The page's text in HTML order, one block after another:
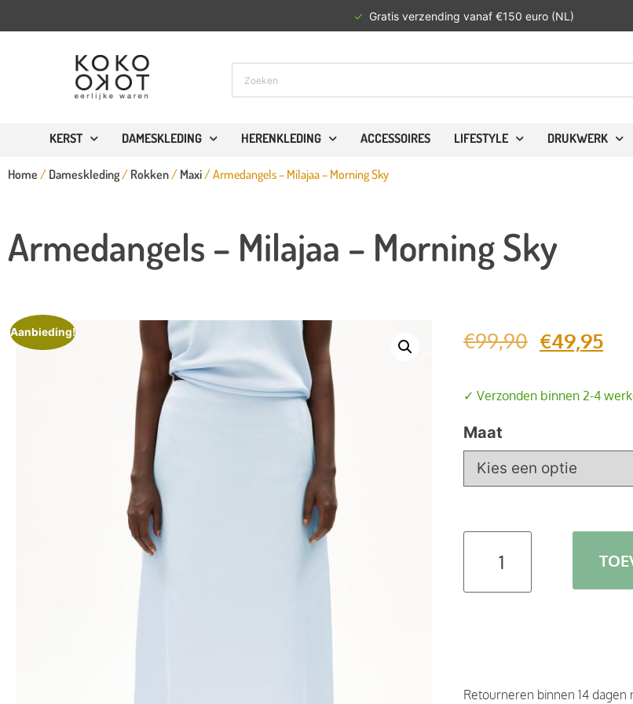
Gratis verzending vanaf €150 euro (NL)
KERST DAMESKLEDING HERENKLEDING ACCESSOIRES LIFESTYLE DRUKWERK
Home / Dameskleding/ Rokken/ Maxi/ Armedangels – Milajaa – Morning Sky
Armedangels – Milajaa – Morning Sky
Aanbieding! €99,90 €49,95
✓ Verzonden binnen 2-4
Maat
Retourneren binnen 14